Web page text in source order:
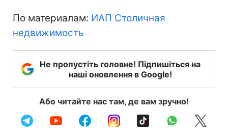
По материалам: ИАП Столичная
недвижимость
Не пропустіть головне! Підпишіться на
наші оновлення в Google!
Або читайте нас там, де вам зручно!